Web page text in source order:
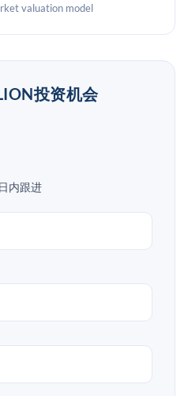
valuation model
投资机会
内跟进